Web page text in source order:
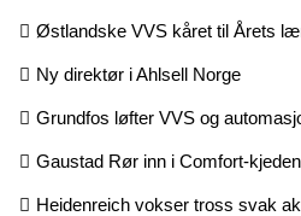
Østlandske VVS kåret til Årets
Ny direktør i Ahlsell Norge
Grundfos løfter VVS og
Gaustad Rør inn i Comfort-kjeden
Heidenreich vokser tross svak